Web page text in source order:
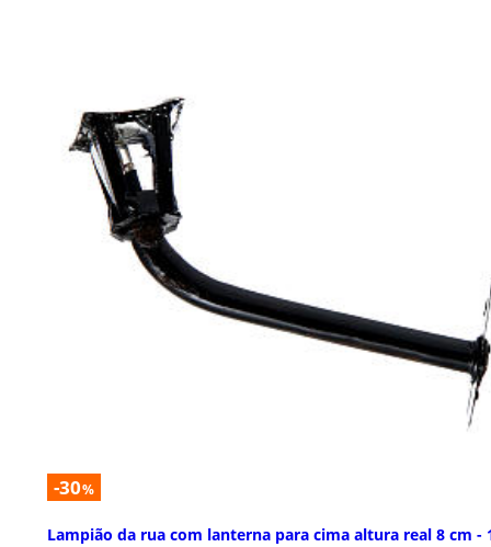
-30%
Lampião da rua com lanterna para cima altura real 8 cm -